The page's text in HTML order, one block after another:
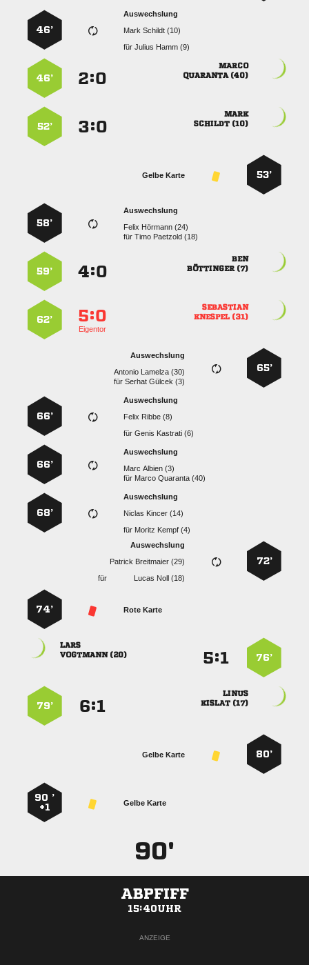
Auswechslung
  
für  
46’

 
:
46’

 
:
52’
53’
Gelbe Karte
Auswechslung
  
für  
58’

 
:
59’

 
:
Eigentor
62’
65’
Auswechslung
  
für  
Auswechslung
  
für  
66’
Auswechslung
  
für   
66’
Auswechslung
  
für   
68’
72’
Auswechslung
  
für
  
Rote Karte
74’
76’
:

 

 
:
79’
80’
Gelbe Karte
Gelbe Karte
90 ’
+1
90'
ABPFIFF
15:40UHR
ANZEIGE